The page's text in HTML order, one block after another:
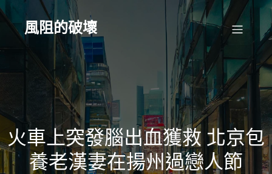
to
content風阻的破壞
火車上突發腦出血獲救 北京包
養老漢妻在揚州過戀人節